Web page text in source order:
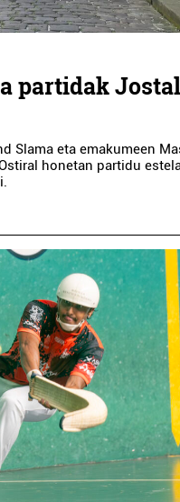
partidak
Slama eta emakumeen
honetan partidu
Orereta